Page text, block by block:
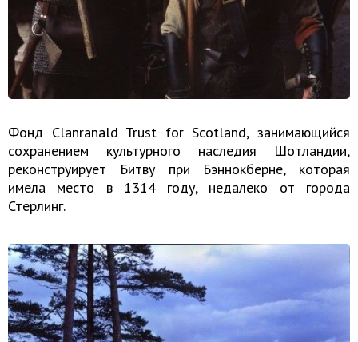
Фонд Clanranald Trust for Scotland, занимающийся
сохранением культурного наследия Шотландии,
реконструирует Битву при Бэннокберне, которая
имела место в 1314 году, недалеко от города
Стерлинг.